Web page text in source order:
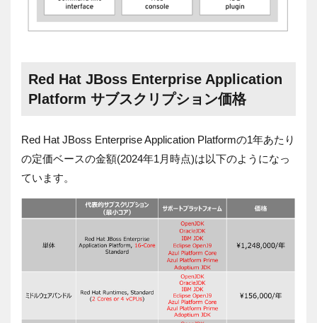
Red Hat JBoss Enterprise Application
Platform サブスクリプション価格
Red Hat JBoss Enterprise Application Platformの1年あたり
の定価ベースの金額(2024年1月時点)は以下のようになっ
ています。